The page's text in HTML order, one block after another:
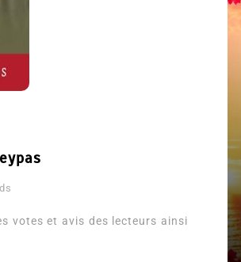
votes et avis des lecteurs ainsi